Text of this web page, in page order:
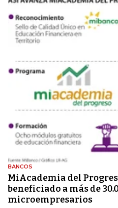
BANCOS
MiAcademia del
beneficiado a más de
microempresarios